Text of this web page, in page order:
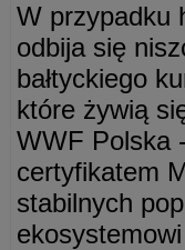
W przypadku
odbija się
bałtyckiego
które żywią
WWF Polska
certyfikatem
stabilnych